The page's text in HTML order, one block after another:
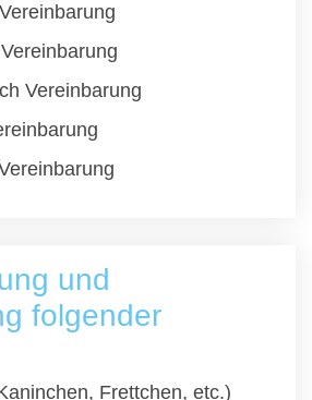
Vereinbarung
und
folgender
Frettchen, etc.)